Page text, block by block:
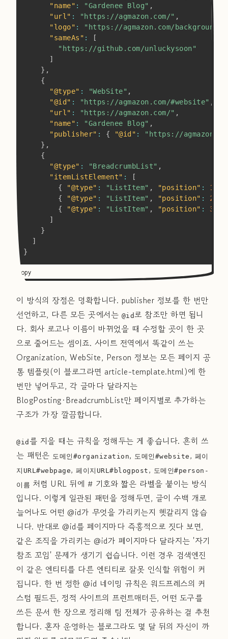
"name" : "Gardenee Blog" ,
"url" : "https://agmazon.com/" ,
"logo" :
"https://agmazon.com/background/
"sameAs" :
[
"https://github.com/unluckysoon"
]
} ,
{
"@type" : "WebSite" ,
"@id" : "https://agmazon.com/#website" ,
"url" : "https://agmazon.com/" ,
"name" : "Gardenee Blog" ,
"publisher" : { "@id" :
"https://
} ,
{
"@type" : "BreadcrumbList" ,
"itemListElement" :
[
{
"@type" : "ListItem" , "position" : 1
{
"@type" : "ListItem" , "position" : 2
{
"@type" : "ListItem" , "position" : 3
]
}
]
}
Copy
이 방식의 장점은 명확합니다. publisher 정보를 한 번만
선언하고, 다른 모든 곳에서는 @id로 참조만 하면 됩니
다. 회사 로고나 이름이 바뀌었을 때 수정할 곳이 한 곳
으로 줄어드는 셈이죠. 사이트 전역에서 똑같이 쓰는
Organization, WebSite, Person 정보는 모든 페이지 공
통 템플릿(이 블로그라면 article-template.html)에 한
번만 넣어두고, 각 글마다 달라지는
BlogPosting·BreadcrumbList만 페이지별로 추가하는
구조가 가장 깔끔합니다.
@id 를 지을 때는 규칙을 정해두는 게 좋습니다. 흔히 쓰
는 패턴은 도메인#organization, 도메인#website , 페이
지URL#webpage, 페이지URL#blogpost , 도메인#person-
이름 처럼 URL 뒤에 # 기호와 짧은 라벨을 붙이는 방식
입니다. 이렇게 일관된 패턴을 정해두면, 글이 수백 개로
늘어나도 어떤 @id가 무엇을 가리키는지 헷갈리지 않습
니다. 반대로 @id를 페이지마다 즉흥적으로 짓다 보면,
같은 조직을 가리키는 @id가 페이지마다 달라지는 '자기
참조 꼬임' 문제가 생기기 쉽습니다. 이런 경우 검색엔진
이 같은 엔티티를 다른 엔티티로 잘못 인식할 위험이 커
집니다. 한 번 정한 @id 네이밍 규칙은 워드프레스의 커
스텀 필드든, 정적 사이트의 프런트매터든, 어떤 도구를
쓰든 문서 한 장으로 정리해 팀 전체가 공유하는 걸 추천
합니다. 혼자 운영하는 블로그라도 몇 달 뒤의 자신이 까